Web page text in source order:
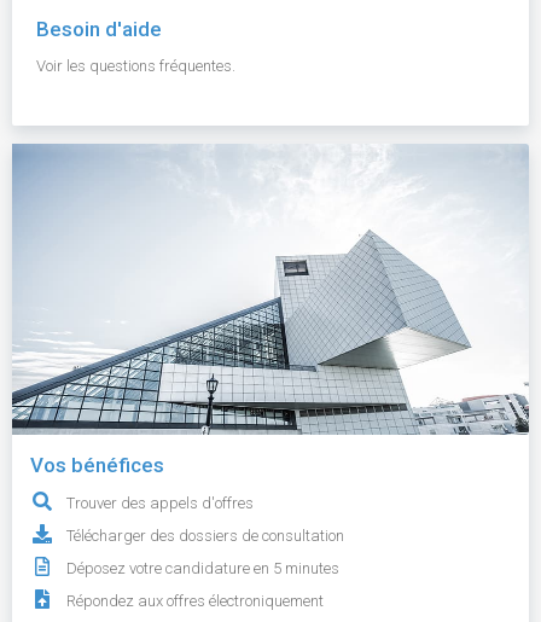
Besoin d'aide
Voir les questions fréquentes.
Vos bénéfices
Trouver des appels d'offres
Télécharger des dossiers de consultation
Déposez votre candidature en 5 minutes
Répondez aux offres électroniquement